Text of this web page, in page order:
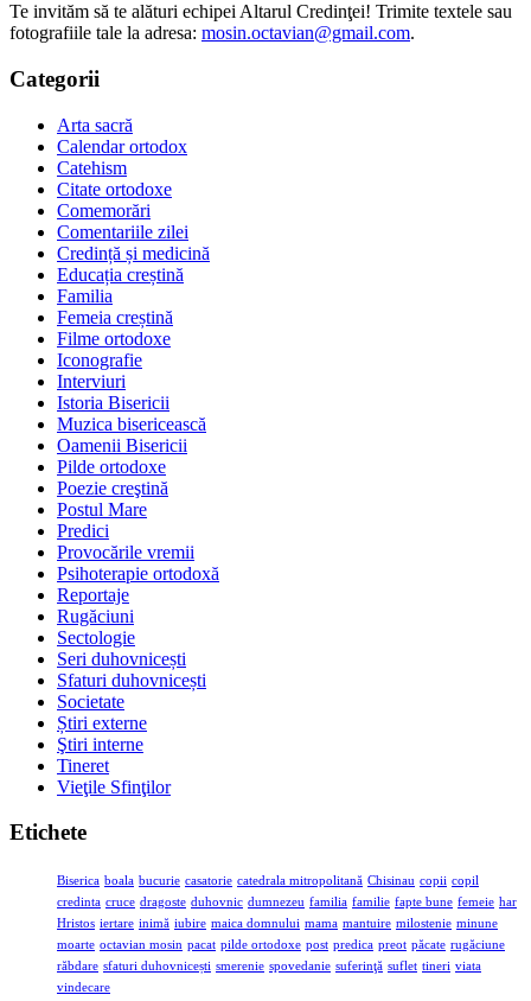
Te invităm să te alături echipei Altarul Credinţei! Trimite textele sau
fotografiile tale la adresa: mosin.octavian@gmail.com.
Categorii
Arta sacră
Calendar ortodox
Catehism
Citate ortodoxe
Comemorări
Comentariile zilei
Credință și medicină
Educația creștină
Familia
Femeia creștină
Filme ortodoxe
Iconografie
Interviuri
Istoria Bisericii
Muzica bisericească
Oamenii Bisericii
Pilde ortodoxe
Poezie creştină
Postul Mare
Predici
Provocările vremii
Psihoterapie ortodoxă
Reportaje
Rugăciuni
Sectologie
Seri duhovnicești
Sfaturi duhovnicești
Societate
Știri externe
Ştiri interne
Tineret
Vieţile Sfinţilor
Etichete
Biserica boala bucurie casatorie catedrala mitropolitană Chisinau copii copil
credinta cruce dragoste duhovnic dumnezeu familia familie fapte bune femeie har
Hristos iertare inimă iubire maica domnului mama mantuire milostenie minune
moarte octavian mosin pacat pilde ortodoxe post predica preot păcate rugăciune
răbdare sfaturi duhovnicești smerenie spovedanie suferinţă suflet tineri viata
vindecare